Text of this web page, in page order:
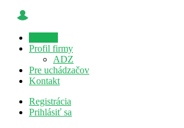
Profil firmy
ADZ
Pre uchádzačov
Kontakt
Registrácia
Prihlásiť sa